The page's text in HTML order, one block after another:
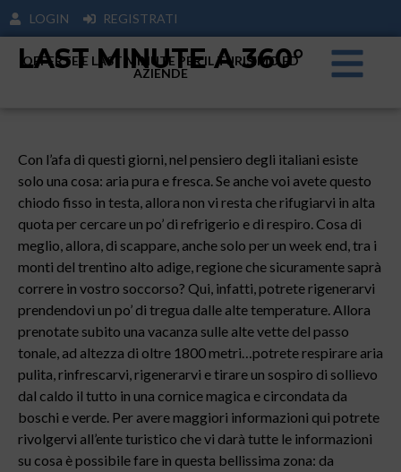
LOGIN REGISTRATI
LAST MINUTE A 360°
OFFERTE E LAST MINUTE PER IL TURISIMO ED
AZIENDE
Con l’afa di questi giorni, nel pensiero degli italiani esiste
solo una cosa: aria pura e fresca. Se anche voi avete questo
chiodo fisso in testa, allora non vi resta che rifugiarvi in alta
quota per cercare un po’ di refrigerio e di respiro. Cosa di
meglio, allora, di scappare, anche solo per un week end, tra i
monti del trentino alto adige, regione che sicuramente saprà
correre in vostro soccorso? Qui, infatti, potrete rigenerarvi
prendendovi un po’ di tregua dalle alte temperature. Allora
prenotate subito una vacanza sulle alte vette del passo
tonale, ad altezza di oltre 1800 metri…potrete respirare aria
pulita, rinfrescarvi, rigenerarvi e tirare un sospiro di sollievo
dal caldo il tutto in una cornice magica e circondata da
boschi e verde. Per avere maggiori informazioni qui potrete
rivolgervi all’ente turistico che vi darà tutte le informazioni
su cosa è possibile fare in questa bellissima zona: da